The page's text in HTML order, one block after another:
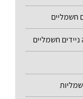
חשמליים
חשמליים